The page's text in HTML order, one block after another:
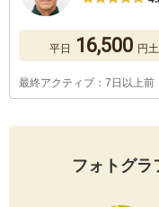
平日 16,500 円
最終アクティブ：7日以上前
フォトグラ